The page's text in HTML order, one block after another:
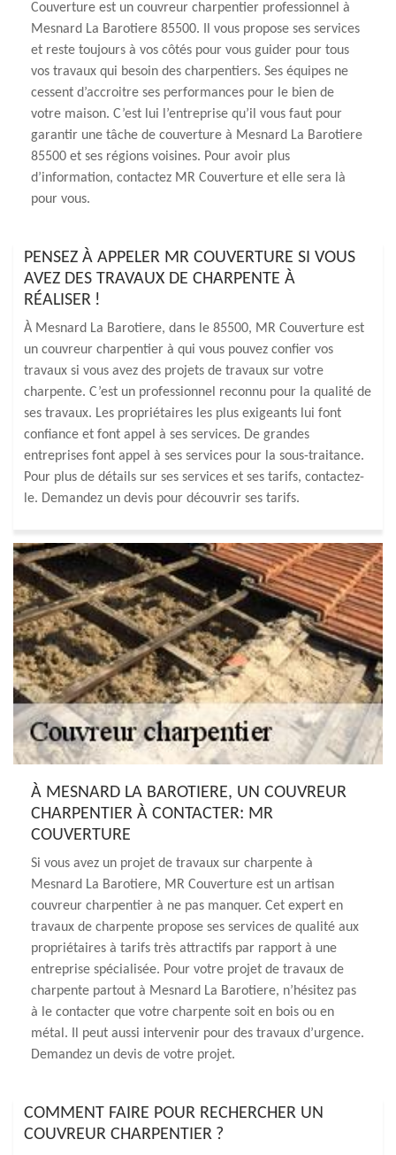
Couverture est un couvreur charpentier professionnel à
Mesnard La Barotiere 85500. Il vous propose ses services
et reste toujours à vos côtés pour vous guider pour tous
vos travaux qui besoin des charpentiers. Ses équipes ne
cessent d’accroitre ses performances pour le bien de
votre maison. C’est lui l’entreprise qu’il vous faut pour
garantir une tâche de couverture à Mesnard La Barotiere
85500 et ses régions voisines. Pour avoir plus
d’information, contactez MR Couverture et elle sera là
pour vous.
PENSEZ À APPELER MR COUVERTURE SI VOUS
AVEZ DES TRAVAUX DE CHARPENTE À
RÉALISER !
À Mesnard La Barotiere, dans le 85500, MR Couverture est
un couvreur charpentier à qui vous pouvez confier vos
travaux si vous avez des projets de travaux sur votre
charpente. C’est un professionnel reconnu pour la qualité de
ses travaux. Les propriétaires les plus exigeants lui font
confiance et font appel à ses services. De grandes
entreprises font appel à ses services pour la sous-traitance.
Pour plus de détails sur ses services et ses tarifs, contactez-
le. Demandez un devis pour découvrir ses tarifs.
À MESNARD LA BAROTIERE, UN COUVREUR
CHARPENTIER À CONTACTER: MR
COUVERTURE
Si vous avez un projet de travaux sur charpente à
Mesnard La Barotiere, MR Couverture est un artisan
couvreur charpentier à ne pas manquer. Cet expert en
travaux de charpente propose ses services de qualité aux
propriétaires à tarifs très attractifs par rapport à une
entreprise spécialisée. Pour votre projet de travaux de
charpente partout à Mesnard La Barotiere, n’hésitez pas
à le contacter que votre charpente soit en bois ou en
métal. Il peut aussi intervenir pour des travaux d’urgence.
Demandez un devis de votre projet.
COMMENT FAIRE POUR RECHERCHER UN
COUVREUR CHARPENTIER ?